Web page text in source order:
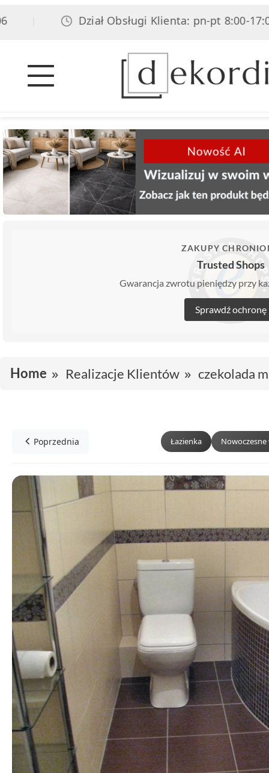
| Dział Obsługi Klienta: pn-pt 8:00-17:00,
ZAKUPY
Trusted Shops
Gwarancja zwrotu pieniędzy przy
Sprawdź ochronę
Home Realizacje Klientów czekolada
Poprzednia Łazienka